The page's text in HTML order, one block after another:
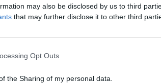
may also be disclosed by us to third
that may further disclose it to other third
Opt Outs
the Sharing of my personal data.